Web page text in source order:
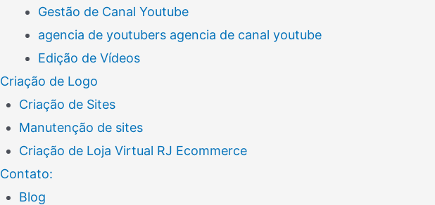
Gestão de Canal Youtube
agencia de youtubers agencia de canal youtube
Edição de Vídeos
Criação de Logo
Criação de Sites
Manutenção de sites
Criação de Loja Virtual RJ Ecommerce
Contato:
Blog